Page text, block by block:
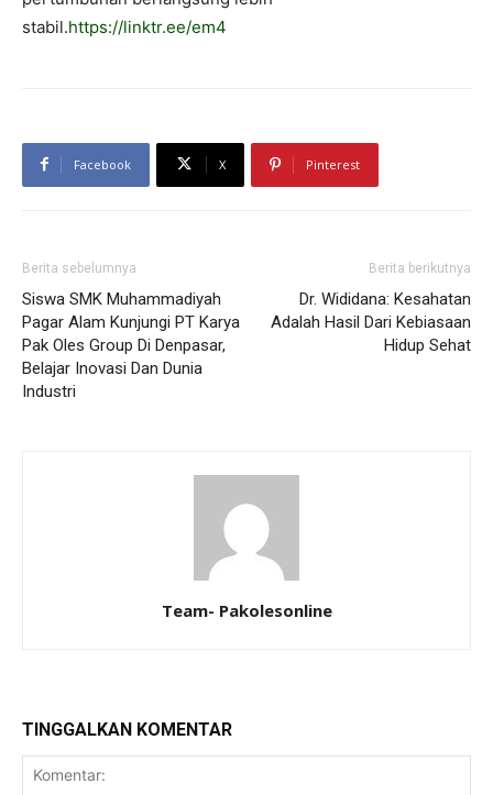
stabil.https://linktr.ee/em4
Facebook X Pinterest
Berita sebelumnya
Siswa SMK Muhammadiyah
Pagar Alam Kunjungi PT Karya
Pak Oles Group Di Denpasar,
Belajar Inovasi Dan Dunia
Industri
Berita berikutnya
Dr. Wididana: Kesahatan
Adalah Hasil Dari Kebiasaan
Hidup Sehat
Team- Pakolesonline
TINGGALKAN KOMENTAR